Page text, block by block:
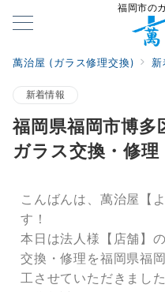
福岡市の
萬治屋 (ガラス修理交換) 新
新着情報
福岡県福岡市博多
ガラス交換・修理
こんばんは、萬治屋【
す！
本日は法人様【店舗】
交換・修理を福岡県福
工させていただきました